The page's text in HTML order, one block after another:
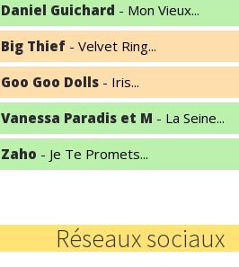
Daniel Guichard - Mon Vieux...
Big Thief - Velvet Ring...
Goo Goo Dolls - Iris...
Vanessa Paradis et M - La Seine...
Zaho - Je Te Promets...
Réseaux sociaux